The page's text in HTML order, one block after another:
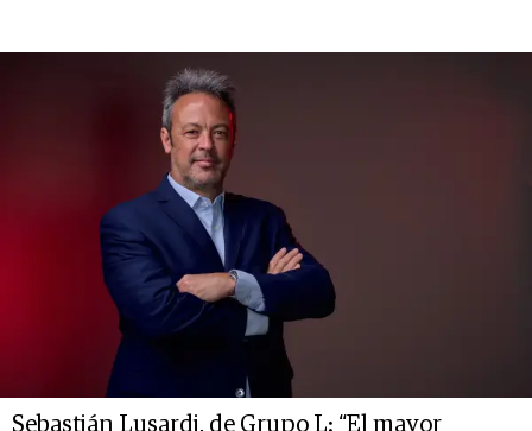
Sebastián Lusardi, de Grupo L: “El mayor